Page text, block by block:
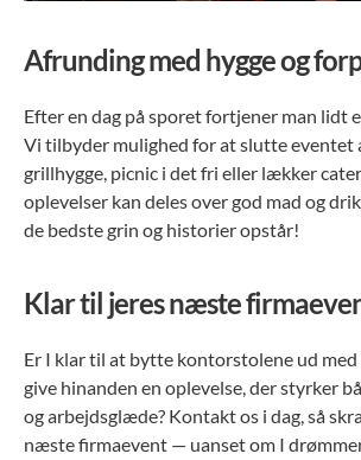
Afrunding med hygge og
Efter en dag på sporet fortjener man lidt
Vi tilbyder mulighed for at slutte eventet
grillhygge, picnic i det fri eller lækker
oplevelser kan deles over god mad og
de bedste grin og historier opstår!
Klar til jeres næste
Er I klar til at bytte kontorstolene ud
give hinanden en oplevelse, der styrker
og arbejdsglæde? Kontakt os i dag, så
næste firmaevent — uanset om I